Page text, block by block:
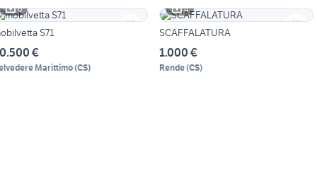
6
S71
€
Marittimo(CS)
4
SCAFFALATURA
1.000 €
Rende(CS)